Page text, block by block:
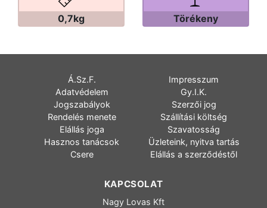
0,7kg Törékeny
Á.Sz.F.
Impresszum
Adatvédelem
Gy.I.K.
Jogszabályok
Szerzői jog
Rendelés menete
Szállítási költség
Elállás joga
Szavatosság
Hasznos tanácsok
Üzleteink, nyitva tartás
Csere
Elállás a szerződéstől
KAPCSOLAT
Nagy Lovas Kft